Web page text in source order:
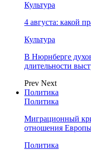
Культура
4 августа: какой
Культура
В Нюрнберге
длительности
Prev Next
Политика
Политика
Миграционный
отношения
Политика